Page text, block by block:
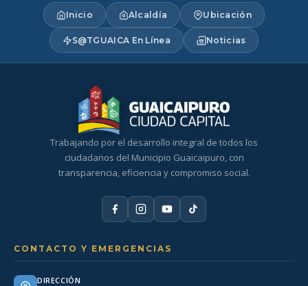
Inicio Alcaldía Ubicación
S@TGUAICA En Línea Noticias
Trabajando por el desarrollo integral de todos los
ciudadanos del Municipio Guaicaipuro, con
transparencia, eficiencia y compromiso social.
CONTACTO Y EMERGENCIAS
DIRECCIÓN